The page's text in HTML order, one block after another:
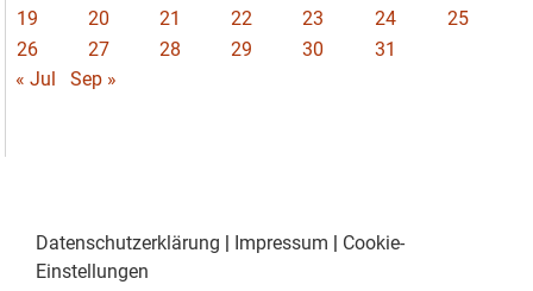
19
20 21 22 23 24
25
26
27 28 29 30
31
« Jul
Sep »
Datenschutzerklärung | Impressum | Cookie-
Einstellungen